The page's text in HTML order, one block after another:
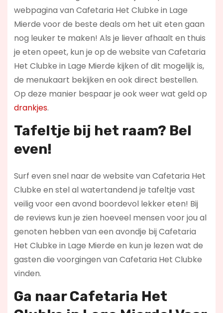
webpagina van Cafetaria Het Clubke in Lage
Mierde voor de beste deals om het uit eten gaan
nog leuker te maken! Als je liever afhaalt en thuis
je eten opeet, kun je op de website van Cafetaria
Het Clubke in Lage Mierde kijken of dit mogelijk is,
de menukaart bekijken en ook direct bestellen.
Op deze manier bespaar je ook weer wat geld op
drankjes.
Tafeltje bij het raam? Bel
even!
Surf even snel naar de website van Cafetaria Het
Clubke en stel al watertandend je tafeltje vast
veilig voor een avond boordevol lekker eten! Bij
de reviews kun je zien hoeveel mensen voor jou al
genoten hebben van een avondje bij Cafetaria
Het Clubke in Lage Mierde en kun je lezen wat de
gasten die voorgingen van Cafetaria Het Clubke
vinden.
Ga naar Cafetaria Het